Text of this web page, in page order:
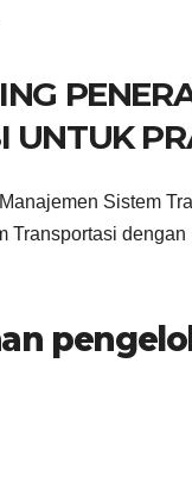
UNTUK
Sistem
Transportasi